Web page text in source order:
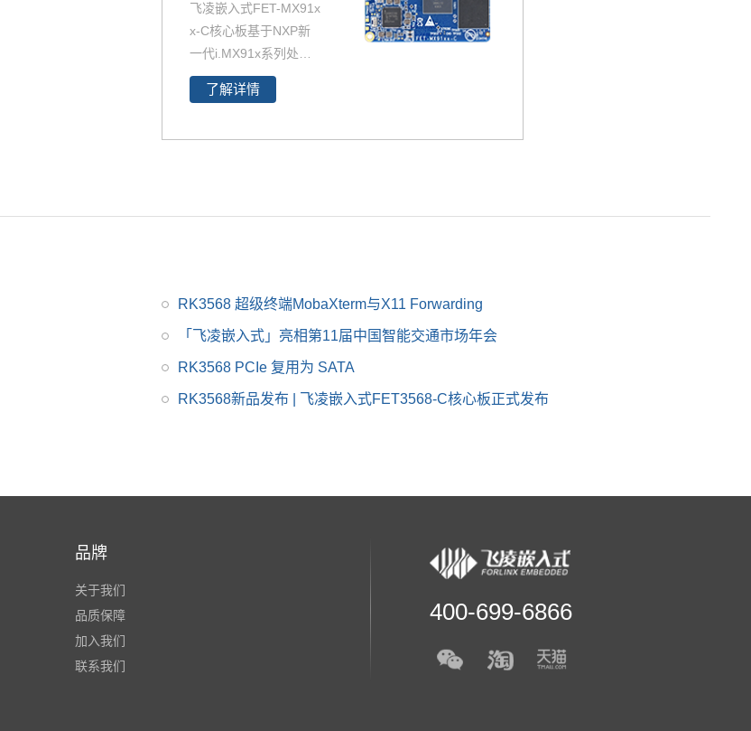
飞凌嵌入式FET-MX91x
x-C核心板基于NXP新
一代i.MX91x系列处理
器开发设计，处理器采
用Cortex-A55架构，主
路UART、2路千兆Ethe
便捷。
了解详情
RK3568 超级终端MobaXterm与X11 Forwarding
「飞凌嵌入式」亮相第11届中国智能交通市场年会
RK3568 PCIe 复用为 SATA
RK3568新品发布 | 飞凌嵌入式FET3568-C核心板正式发布
品牌
关于我们
品质保障
加入我们
联系我们
400-699-6866